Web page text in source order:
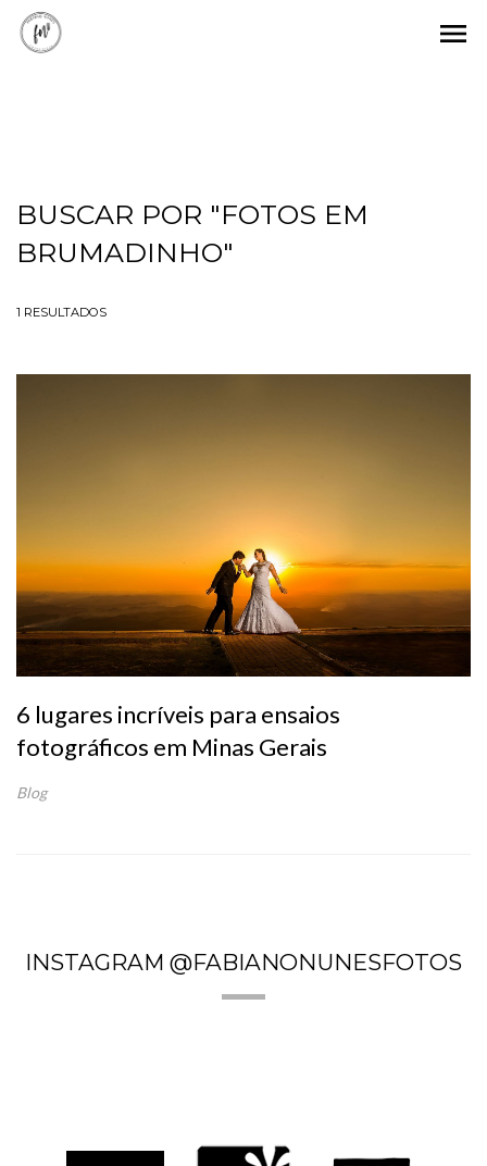
menu
BUSCAR POR "FOTOS EM
BRUMADINHO"
1 RESULTADOS
6 lugares incríveis para ensaios
fotográficos em Minas Gerais
Blog
INSTAGRAM @FABIANONUNESFOTOS